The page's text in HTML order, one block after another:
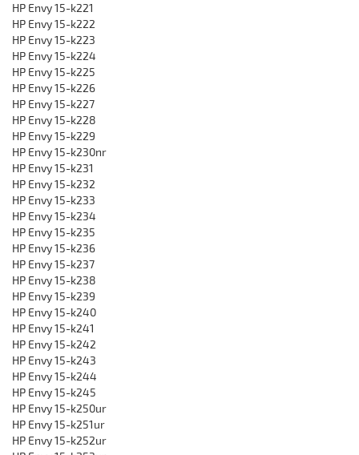
HP Envy 15-k221
HP Envy 15-k222
HP Envy 15-k223
HP Envy 15-k224
HP Envy 15-k225
HP Envy 15-k226
HP Envy 15-k227
HP Envy 15-k228
HP Envy 15-k229
HP Envy 15-k230nr
HP Envy 15-k231
HP Envy 15-k232
HP Envy 15-k233
HP Envy 15-k234
HP Envy 15-k235
HP Envy 15-k236
HP Envy 15-k237
HP Envy 15-k238
HP Envy 15-k239
HP Envy 15-k240
HP Envy 15-k241
HP Envy 15-k242
HP Envy 15-k243
HP Envy 15-k244
HP Envy 15-k245
HP Envy 15-k250ur
HP Envy 15-k251ur
HP Envy 15-k252ur